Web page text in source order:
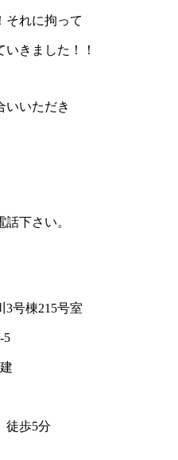
それに拘って
きました！！
いいただき
下さい。
号棟215号室
5
歩5分